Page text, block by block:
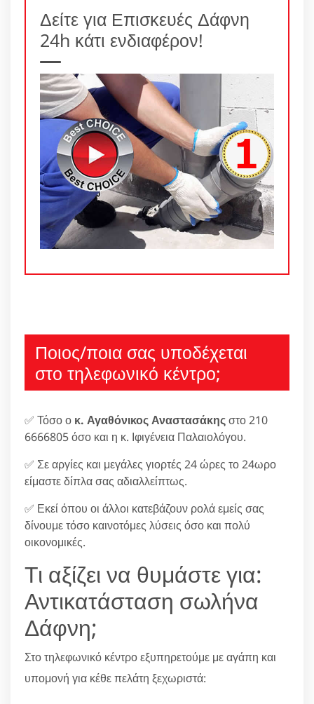
Δείτε για Επισκευές Δάφνη
24h κάτι ενδιαφέρον!
Ποιος/ποια σας υποδέχεται
στο τηλεφωνικό κέντρο;
✅ Τόσο ο κ. Αγαθόνικος Αναστασάκηςστο 210
6666805 όσο και η κ. Ιφιγένεια Παλαιολόγου.
✅ Σε αργίες και μεγάλες γιορτές 24 ώρες το 24ωρο
είμαστε δίπλα σας αδιαλλείπτως.
✅ Εκεί όπου οι άλλοι κατεβάζουν ρολά εμείς σας
δίνουμε τόσο καινοτόμες λύσεις όσο και πολύ
οικονομικές.
Τι αξίζει να θυμάστε για:
Αντικατάσταση σωλήνα
Δάφνη;
Στο τηλεφωνικό κέντρο εξυπηρετούμε με αγάπη και
υπομονή για κέθε πελάτη ξεχωριστά: